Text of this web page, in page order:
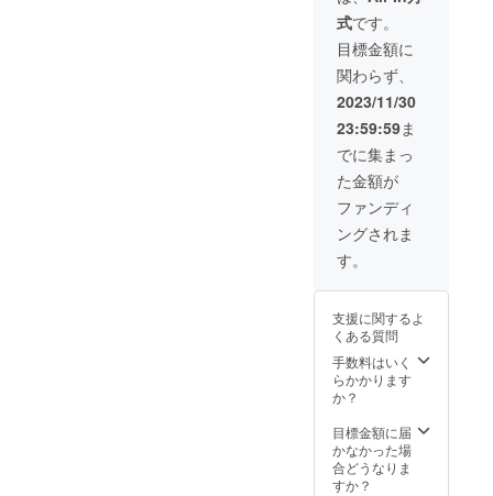
であれ
ば直接
挨拶に
伺いま
す。 直
接挨拶
を希望
しなけ
れば、
備考欄
に「希
望な
し」と
記載く
もしお
なる場
合は公
共の場
所にて
面会を
頂きま
す。
式です。
目標金額に
関わらず、
2023/11/30
23:59:59ま
でに集まっ
た金額が
ファンディ
ングされま
す。
支援に関するよ
くある質問
手数料はいく
らかかります
か？
目標金額に届
かなかった場
合どうなりま
すか？